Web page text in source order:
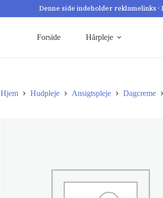
Denne side indeholder reklamelinks ·
Forside Hårpleje
Hjem Hudpleje Ansigtspleje Dagcreme